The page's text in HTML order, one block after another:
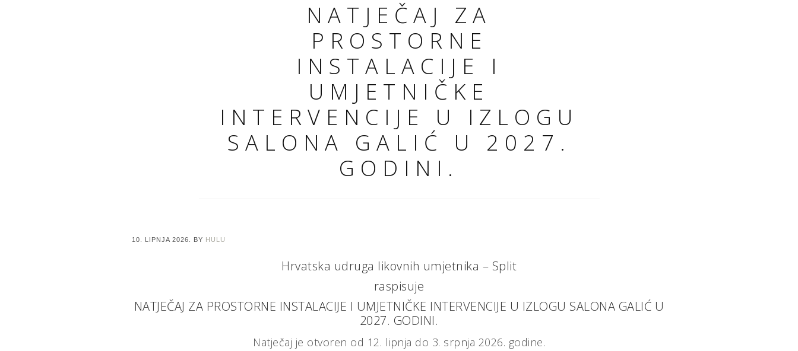
NATJEČAJ ZA
PROSTORNE
INSTALACIJE I
UMJETNIČKE
INTERVENCIJE U IZLOGU
SALONA GALIĆ U 2027.
GODINI.
10. LIPNJA 2026. BY HULU
Hrvatska udruga likovnih umjetnika – Split
raspisuje
NATJEČAJ ZA PROSTORNE INSTALACIJE I UMJETNIČKE INTERVENCIJE U IZLOGU SALONA GALIĆ U
2027. GODINI.
Natječaj je otvoren od 12. lipnja do 3. srpnja 2026. godine.